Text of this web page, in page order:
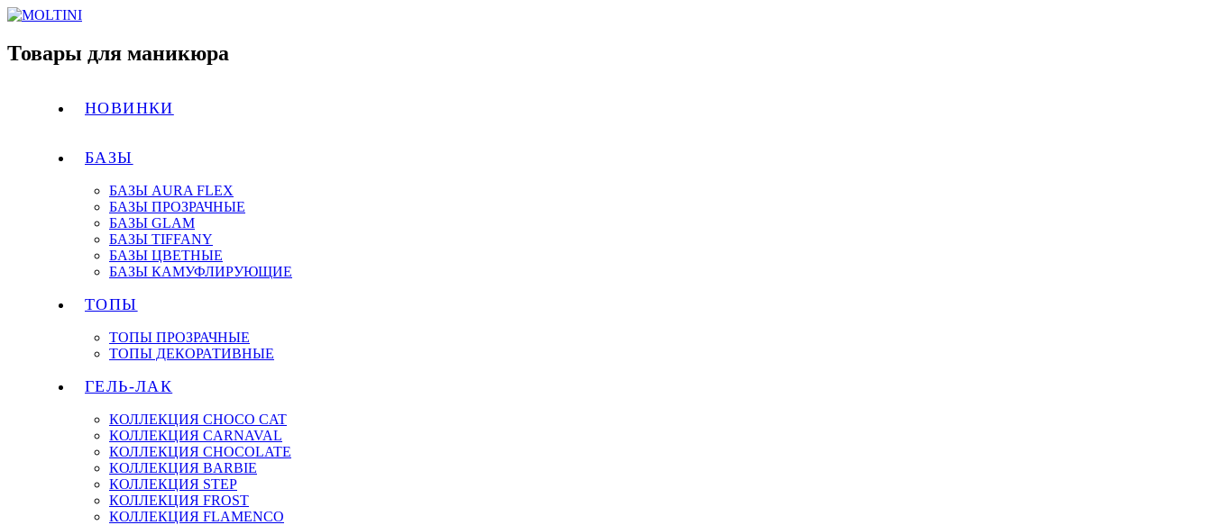
Товары для маникюра
НОВИНКИ
БАЗЫ
БАЗЫ AURA FLEX
БАЗЫ ПРОЗРАЧНЫЕ
БАЗЫ GLAM
БАЗЫ TIFFANY
БАЗЫ ЦВЕТНЫЕ
БАЗЫ КАМУФЛИРУЮЩИЕ
ТОПЫ
ТОПЫ ПРОЗРАЧНЫЕ
ТОПЫ ДЕКОРАТИВНЫЕ
ГЕЛЬ-ЛАК
КОЛЛЕКЦИЯ CHOCO CAT
КОЛЛЕКЦИЯ CARNAVAL
КОЛЛЕКЦИЯ CHOCOLATE
КОЛЛЕКЦИЯ BARBIE
КОЛЛЕКЦИЯ STEP
КОЛЛЕКЦИЯ FROST
КОЛЛЕКЦИЯ FLAMENCO